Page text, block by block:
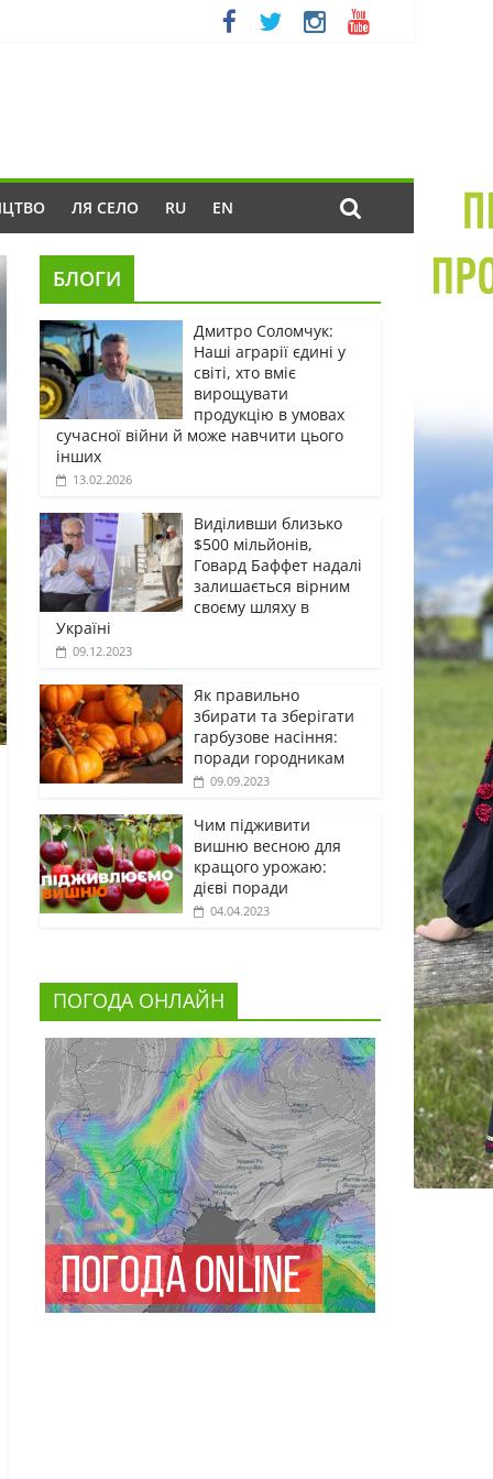
ЛЯ СЕЛО RU EN
БЛОГИ
Дмитро Соломчук:
Наші аграрії єдині у
світі, хто вміє
вирощувати
продукцію в умовах
сучасної війни й може навчити цього
інших
13.02.2026
Виділивши близько
$500 мільйонів,
Говард Баффет надалі
залишається вірним
своєму шляху в
Україні
09.12.2023
Як правильно
збирати та зберігати
гарбузове насіння:
поради городникам
09.09.2023
Чим підживити
вишню весною для
кращого урожаю:
дієві поради
04.04.2023
ПОГОДА ОНЛАЙН